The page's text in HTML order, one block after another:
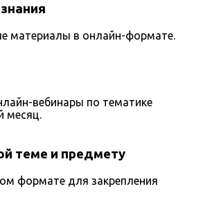
материалы в онлайн-формате.
вебинары по тематике
месяц.
теме и предмету
формате для закрепления